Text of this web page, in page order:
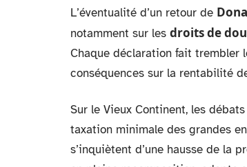
L’éventualité d’un retour de
notamment sur les droits de
Chaque déclaration fait trembler
conséquences sur la rentabilité
Sur le Vieux Continent, les
taxation minimale des grandes
s’inquiètent d’une hausse de la